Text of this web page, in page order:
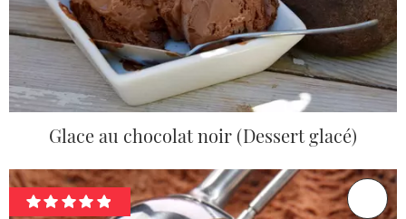
Glace au chocolat noir (Dessert glacé)